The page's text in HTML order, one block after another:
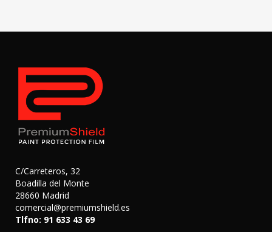
C/Carreteros, 32
Boadilla del Monte
28660 Madrid
comercial@premiumshield.es
Tlfno: 91 633 43 69